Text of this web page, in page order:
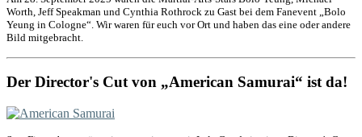
Worth, Jeff Speakman und Cynthia Rothrock zu Gast bei dem Fanevent „Bolo
Yeung in Cologne“. Wir waren für euch vor Ort und haben das eine oder andere
Bild mitgebracht.
Der Director's Cut von „American Samurai“ ist da!